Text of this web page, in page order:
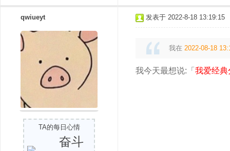
qwiueyt
TA的每日心情
奋斗
发表于 2022-8-18 13:19:15
我在 2022-08-18
我今天最想说:「 我爱经典